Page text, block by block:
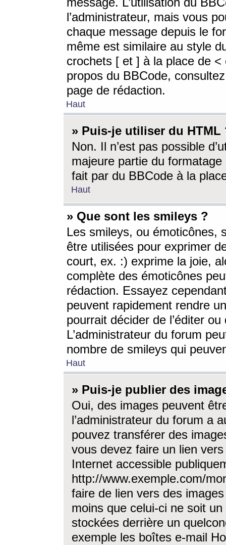
l’administrateur, mais vous
chaque message depuis le
même est similaire au style
crochets [ et ] à la place de <
propos du BBCode,
page de rédaction.
Haut
» Puis-je utiliser du HTML
Non. Il n’est pas possible
majeure partie du
fait par du BBCode à la
Haut
» Que sont les smileys ?
Les smileys, ou émoticônes,
être utilisées pour exprimer
court, ex. :) exprime la joie,
complète des émoticônes
rédaction. Essayez
peuvent rapidement rendre
pourrait décider de l’éditer
L’administrateur du forum
nombre de smileys qui
Haut
» Puis-je publier des
Oui, des images peuvent
l’administrateur du forum a
pouvez transférer des
vous devez faire un lien
Internet accessible
http://www.exemple.com/
faire de lien vers des
moins que celui-ci ne soit
stockées derrière un
exemple les boîtes e-mail